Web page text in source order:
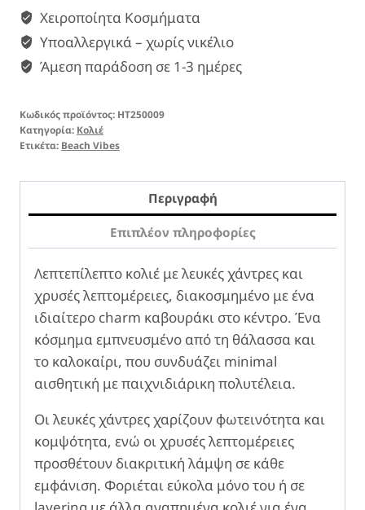
Χειροποίητα Κοσμήματα
Υποαλλεργικά – χωρίς νικέλιο
Άμεση παράδοση σε 1-3 ημέρες
Κωδικός προϊόντος: ΗΤ250009
Κατηγορία: Κολιέ
Ετικέτα: Beach Vibes
Περιγραφή
Επιπλέον πληροφορίες
Λεπτεπίλεπτο κολιέ με λευκές χάντρες και
χρυσές λεπτομέρειες, διακοσμημένο με ένα
ιδιαίτερο charm καβουράκι στο κέντρο. Ένα
κόσμημα εμπνευσμένο από τη θάλασσα και
το καλοκαίρι, που συνδυάζει minimal
αισθητική με παιχνιδιάρικη πολυτέλεια.
Οι λευκές χάντρες χαρίζουν φωτεινότητα και
κομψότητα, ενώ οι χρυσές λεπτομέρειες
προσθέτουν διακριτική λάμψη σε κάθε
εμφάνιση. Φοριέται εύκολα μόνο του ή σε